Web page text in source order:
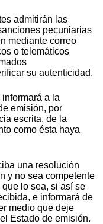
admitirán las
pecuniarias
mediante correo
o telemáticos
su autenticidad.
a la
emisión, por
escrita, de la
como ésta haya
una resolución
y no sea competente
lo sea, si así se
e informará de
medio que deje
Estado de emisión.